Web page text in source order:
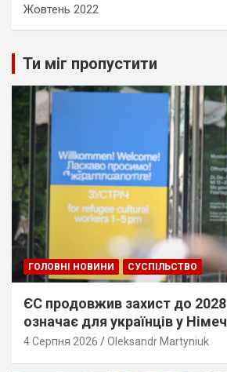
Жовтень 2022
Ти міг пропустити
ГОЛОВНІ НОВИНИ СУСПІЛЬСТВО
ЄС продовжив захист до
означає для українців у
4 Серпня 2026 Oleksandr Martyniuk